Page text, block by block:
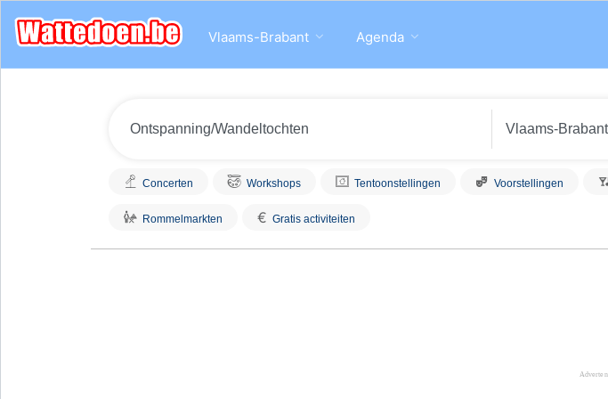
Vlaams-Brabant Agenda
Concerten Workshops Tentoonstellingen Voorstellingen
Rommelmarkten € Gratis activiteiten